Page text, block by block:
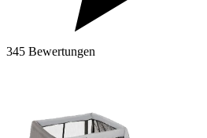
345 Bewertungen